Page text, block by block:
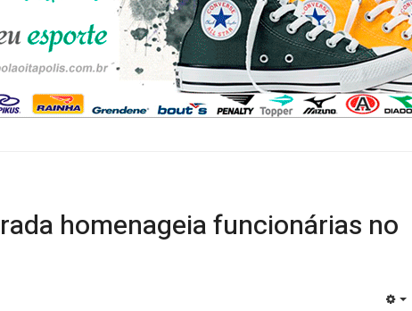
homenageia funcionárias no